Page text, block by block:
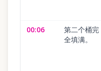
00:06
第二个桶完
全填满。